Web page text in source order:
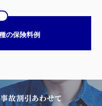
の保険料例